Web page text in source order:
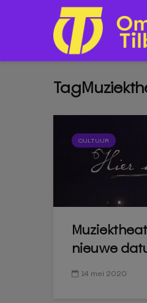
CULTUUR
nieuwe
14 mei 2020